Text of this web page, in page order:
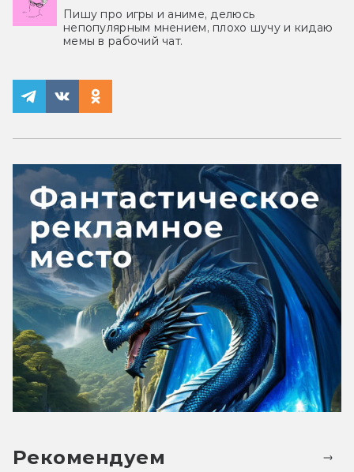
Пишу про игры и аниме, делюсь
непопулярным мнением, плохо шучу и кидаю
мемы в рабочий чат.
Рекомендуем